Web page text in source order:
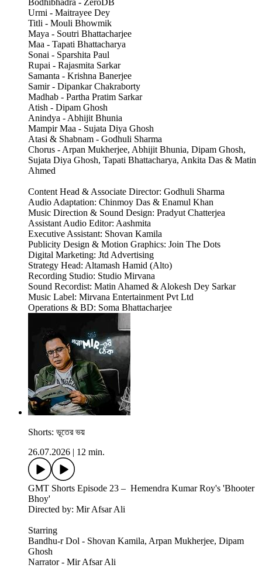
Bodhibhadra - ZeroDB
Urmi - Maitrayee Dey
Titli - Mouli Bhowmik
Maya - Soutri Bhattacharjee
Maa - Tapati Bhattacharya
Sonai - Sparshita Paul
Rupai - Rajasmita Sarkar
Samanta - Krishna Banerjee
Samir - Dipankar Chakraborty
Madhab - Partha Pratim Sarkar
Atish - Dipam Ghosh
Anindya - Abhijit Bhunia
Mampir Maa - Sujata Diya Ghosh
Atasi & Shabnam - Godhuli Sharma
Chorus - Arpan Mukherjee, Abhijit Bhunia, Dipam Ghosh,
Sujata Diya Ghosh, Tapati Bhattacharya, Ankita Das & Matin
Ahmed
Content Head & Associate Director: Godhuli Sharma
Audio Adaptation: Chinmoy Das & Enamul Khan
Music Direction & Sound Design: Pradyut Chatterjea
Assistant Audio Editor: Aashmita
Executive Assistant: Shovan Kamila
Publicity Design & Motion Graphics: Join The Dots
Digital Marketing: Jtd Advertising
Strategy Head: Altamash Hamid (Alto)
Recording Studio: Studio Mirvana
Sound Recordist: Matin Ahamed & Alokesh Dey Sarkar
Music Label: Mirvana Entertainment Pvt Ltd
Operations & BD: Soma Bhattacharjee
Shorts: ভূতের ভয়
26.07.2026
12 min.
GMT Shorts Episode 23 – Hemendra Kumar Roy's 'Bhooter
Bhoy'
Directed by: Mir Afsar Ali
Starring
Bandhu-r Dol - Shovan Kamila, Arpan Mukherjee, Dipam
Ghosh
Narrator - Mir Afsar Ali